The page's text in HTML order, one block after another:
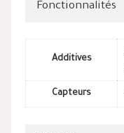
Fonctionnalités
Additives
Capteurs